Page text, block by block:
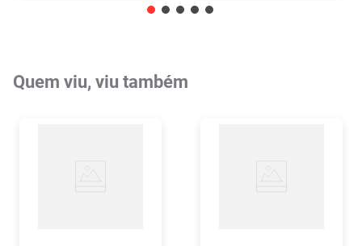
Quem viu, viu também